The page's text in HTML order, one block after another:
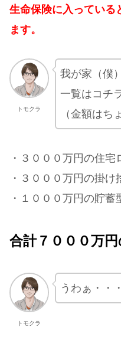
生命保険に入っている
ます。
トモクラ
我が家（僕
一覧はコチ
（金額はち
・３０００万円の住宅
・３０００万円の掛け
・１０００万円の貯蓄
合計７０００万円
トモクラ
うわぁ・・